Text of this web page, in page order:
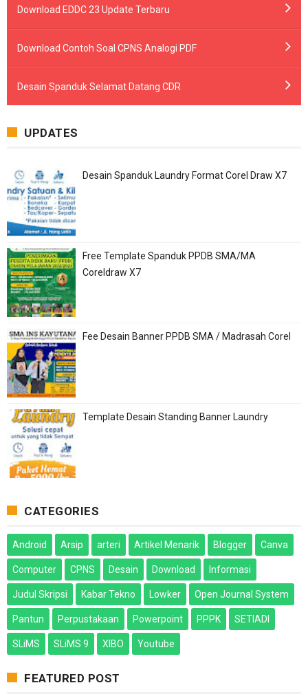
Download EDDC 23 Update Terbaru
Download Contoh Soal CPNS Analogi PDF
Desain Spanduk Selamat Datang CDR
UPDATES
Desain Spanduk Laundry Format Corel Draw X7
Free Template Spanduk PPDB SMA/MA
Coreldraw X7
Fee Desain Banner PPDB SMA / Madrasah Corel
Template Desain Standing Banner Laundry
CATEGORIES
Android Arsip arteri Artikel Menarik Blogger Canva
Computer CPNS Desain Download Informasi
Judul Skripsi Kabar Tekno Lowker Open Journal System
Pantun Perpustakaan Powerpoint PPPK SETIADI
SLiMS SLiMS 9 XIBO Youtube
FEATURED POST